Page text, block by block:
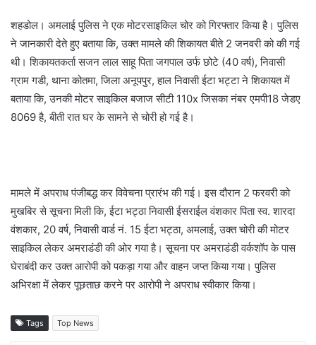
शहडोल। अमलाई पुलिस ने एक मोटरसाइकिल चोर को गिरफ्तार किया है। पुलिस
ने जानकारी देते हुए बताया कि, उक्त मामले की शिकायत बीते 2 जनवरी को की गई
थी। शिकायतकर्ता सजन लाल साहू पिता जगपाल उर्फ छोटे (40 वर्ष), निवासी
ग्राम गडी, थाना कोतमा, जिला अनूपपुर, हाल निवासी ईटा भट्टा ने शिकायत में
बताया कि, उनकी मोटर साइकिल बजाज सीटी 110x जिसका नंबर एमपी18 जेडए
8069 है, बीती रात घर के सामने से चोरी हो गई है।
मामले में अपराध पंजीबद्ध कर विवेचना प्रारंभ की गई। इस दौरान 2 फरवरी को
मुखबिर से सूचना मिली कि, ईटा भट्ठा निवासी ईसराईल वंशकार पिता स्व. शारदा
वंशकार, 20 वर्ष, निवासी वार्ड नं. 15 ईटा भट्ठा, अमलाई, उक्त चोरी की मोटर
साइकिल लेकर अमराडंडी की ओर गया है। सूचना पर अमराडंडी वर्कशॉप के पास
घेराबंदी कर उक्त आरोपी को पकड़ा गया और वाहन जप्त किया गया। पुलिस
अभिरक्षा में लेकर पूछताछ करने पर आरोपी ने अपराध स्वीकार किया।
Tags Top News